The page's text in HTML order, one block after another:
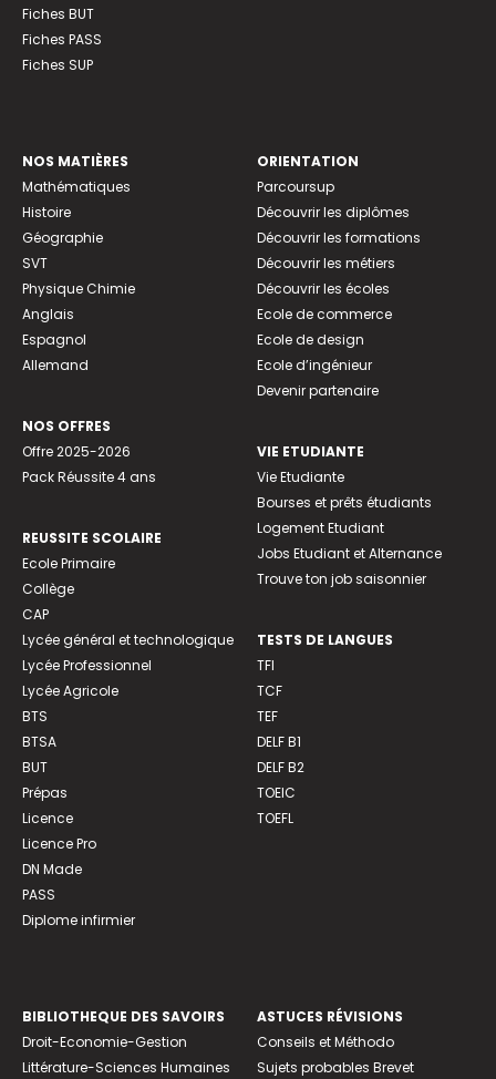
Fiches BUT
Fiches PASS
Fiches SUP
NOS MATIÈRES
Mathématiques
Histoire
Géographie
SVT
Physique Chimie
Anglais
Espagnol
Allemand
NOS OFFRES
Offre 2025-2026
Pack Réussite 4 ans
REUSSITE SCOLAIRE
Ecole Primaire
Collège
CAP
Lycée général et technologique
Lycée Professionnel
Lycée Agricole
BTS
BTSA
BUT
Prépas
Licence
Licence Pro
DN Made
PASS
Diplome infirmier
ORIENTATION
Parcoursup
Découvrir les diplômes
Découvrir les formations
Découvrir les métiers
Découvrir les écoles
Ecole de commerce
Ecole de design
Ecole d’ingénieur
Devenir partenaire
VIE ETUDIANTE
Vie Etudiante
Bourses et prêts étudiants
Logement Etudiant
Jobs Etudiant et Alternance
Trouve ton job saisonnier
TESTS DE LANGUES
TFI
TCF
TEF
DELF B1
DELF B2
TOEIC
TOEFL
BIBLIOTHEQUE DES SAVOIRS
Droit-Economie-Gestion
Littérature-Sciences Humaines
ASTUCES RÉVISIONS
Conseils et Méthodo
Sujets probables Brevet